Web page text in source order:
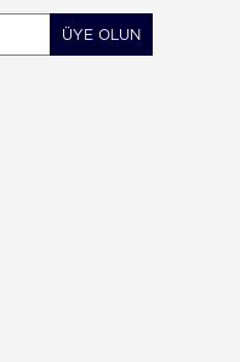
ÜYE OLUN